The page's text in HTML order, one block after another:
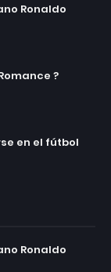
Ronaldo
?
en el fútbol
Ronaldo